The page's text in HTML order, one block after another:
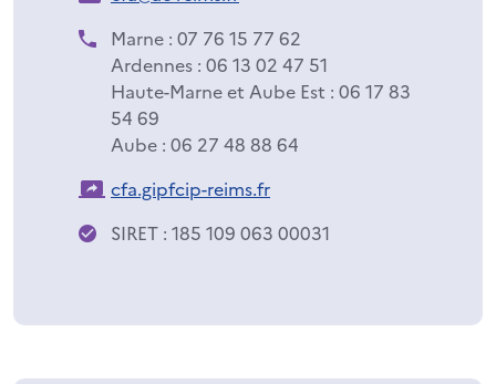
Marne : 07 76 15 77 62
Ardennes : 06 13 02 47 51
Haute-Marne et Aube Est : 06 17 83
54 69
Aube : 06 27 48 88 64
cfa.gipfcip-reims.fr
SIRET : 185 109 063 00031